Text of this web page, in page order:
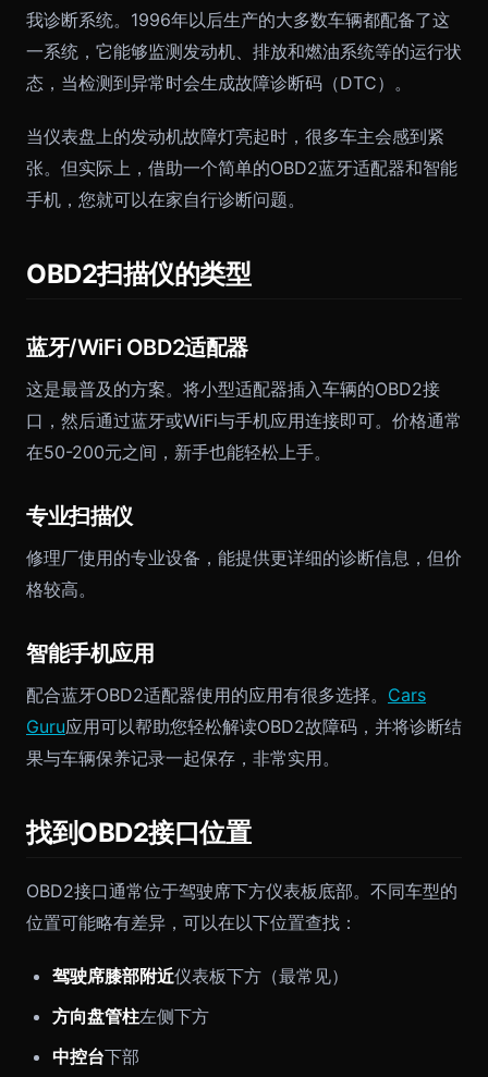
我诊断系统。1996年以后生产的大多数车辆都配备了这
一系统，它能够监测发动机、排放和燃油系统等的运行状
态，当检测到异常时会生成故障诊断码（DTC）。
当仪表盘上的发动机故障灯亮起时，很多车主会感到紧
张。但实际上，借助一个简单的OBD2蓝牙适配器和智能
手机，您就可以在家自行诊断问题。
OBD2扫描仪的类型
蓝牙/WiFi OBD2适配器
这是最普及的方案。将小型适配器插入车辆的OBD2接
口，然后通过蓝牙或WiFi与手机应用连接即可。价格通常
在50-200元之间，新手也能轻松上手。
专业扫描仪
修理厂使用的专业设备，能提供更详细的诊断信息，但价
格较高。
智能手机应用
配合蓝牙OBD2适配器使用的应用有很多选择。 Cars
Guru应用可以帮助您轻松解读OBD2故障码，并将诊断结
果与车辆保养记录一起保存，非常实用。
找到OBD2接口位置
OBD2接口通常位于驾驶席下方仪表板底部。不同车型的
位置可能略有差异，可以在以下位置查找：
驾驶席膝部附近仪表板下方（最常见）
方向盘管柱左侧下方
中控台下部